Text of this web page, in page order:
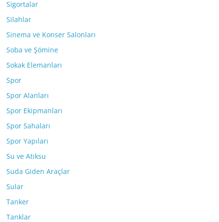
Sigortalar
Silahlar
Sinema ve Konser Salonları
Soba ve Şömine
Sokak Elemanları
Spor
Spor Alanları
Spor Ekipmanları
Spor Sahaları
Spor Yapıları
Su ve Atıksu
Suda Giden Araçlar
Sular
Tanker
Tanklar